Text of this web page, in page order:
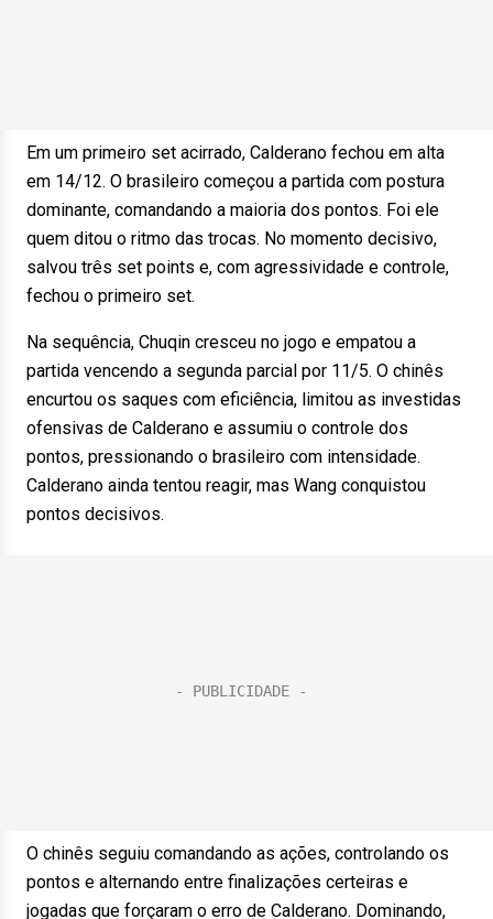
Em um primeiro set acirrado, Calderano fechou em alta
em 14/12. O brasileiro começou a partida com postura
dominante, comandando a maioria dos pontos. Foi ele
quem ditou o ritmo das trocas. No momento decisivo,
salvou três set points e, com agressividade e controle,
fechou o primeiro set.
Na sequência, Chuqin cresceu no jogo e empatou a
partida vencendo a segunda parcial por 11/5. O chinês
encurtou os saques com eficiência, limitou as investidas
ofensivas de Calderano e assumiu o controle dos
pontos, pressionando o brasileiro com intensidade.
Calderano ainda tentou reagir, mas Wang conquistou
pontos decisivos.
O chinês seguiu comandando as ações, controlando os
pontos e alternando entre finalizações certeiras e
jogadas que forçaram o erro de Calderano. Dominando,